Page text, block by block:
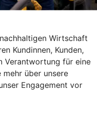
Wirtschaft
Kundinnen, Kunden,
Verantwortung für eine
über unsere
Engagement vor